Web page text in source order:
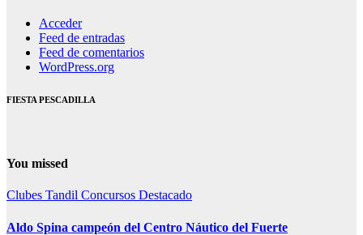
Acceder
Feed de entradas
Feed de comentarios
WordPress.org
FIESTA PESCADILLA
You missed
Clubes Tandil Concursos Destacado
Aldo Spina campeón del Centro Náutico del Fuerte